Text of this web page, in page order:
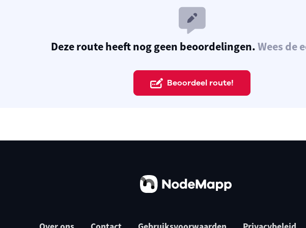
Deze route heeft nog geen beoordelingen.Wees de
Beoordeel route!